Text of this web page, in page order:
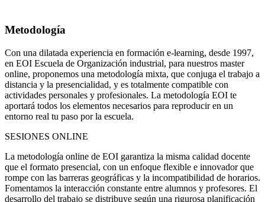
Metodología
Con una dilatada experiencia en formación e-learning, desde 1997,
en EOI Escuela de Organización industrial, para nuestros master
online, proponemos una metodología mixta, que conjuga el trabajo a
distancia y la presencialidad, y es totalmente compatible con
actividades personales y profesionales. La metodología EOI te
aportará todos los elementos necesarios para reproducir en un
entorno real tu paso por la escuela.
SESIONES ONLINE
La metodología online de EOI garantiza la misma calidad docente
que el formato presencial, con un enfoque flexible e innovador que
rompe con las barreras geográficas y la incompatibilidad de horarios.
Fomentamos la interacción constante entre alumnos y profesores. El
desarrollo del trabajo se distribuye según una rigurosa planificación